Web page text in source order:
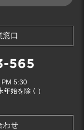
窓口
PM 5:30
年始を除く）
わせ